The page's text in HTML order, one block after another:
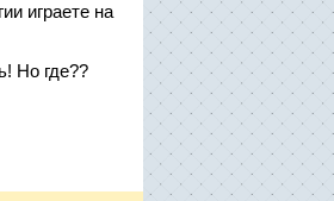
играете на
Но где??